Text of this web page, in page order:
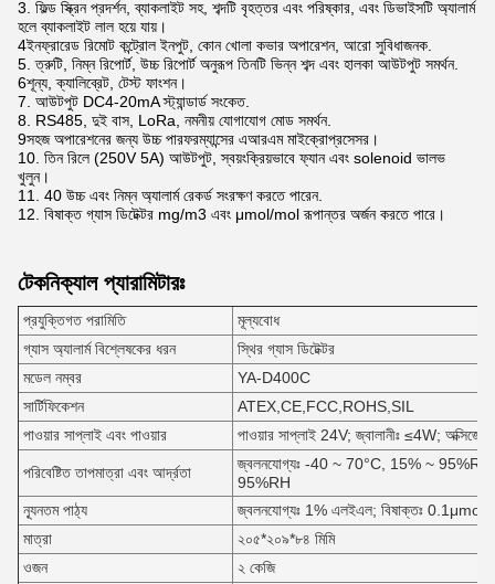
3. ফিল্ড স্ক্রিন প্রদর্শন, ব্যাকলাইট সহ, শব্দটি বৃহত্তর এবং পরিষ্কার, এবং ডিভাইসটি অ্যালার্ম
হলে ব্যাকলাইট লাল হয়ে যায়।
4ইনফ্রারেড রিমোট কন্ট্রোল ইনপুট, কোন খোলা কভার অপারেশন, আরো সুবিধাজনক.
5. ত্রুটি, নিম্ন রিপোর্ট, উচ্চ রিপোর্ট অনুরূপ তিনটি ভিন্ন শব্দ এবং হালকা আউটপুট সমর্থন.
6শূন্য, ক্যালিব্রেট, টেস্ট ফাংশন।
7. আউটপুট DC4-20mA স্ট্যান্ডার্ড সংকেত.
8. RS485, দুই বাস, LoRa, নমনীয় যোগাযোগ মোড সমর্থন.
9সহজ অপারেশনের জন্য উচ্চ পারফরম্যান্সের এআরএম মাইক্রোপ্রসেসর।
10. তিন রিলে (250V 5A) আউটপুট, স্বয়ংক্রিয়ভাবে ফ্যান এবং solenoid ভালভ
খুলুন।
11. 40 উচ্চ এবং নিম্ন অ্যালার্ম রেকর্ড সংরক্ষণ করতে পারেন.
12. বিষাক্ত গ্যাস ডিটেক্টর mg/m3 এবং μmol/mol রূপান্তর অর্জন করতে পারে।
টেকনিক্যাল প্যারামিটারঃ
প্রযুক্তিগত পরামিতি
মূল্যবোধ
গ্যাস অ্যালার্ম বিশ্লেষকের ধরন
স্থির গ্যাস ডিটেক্টর
মডেল নম্বর
YA-D400C
সার্টিফিকেশন
ATEX,CE,FCC,ROHS,SIL
পাওয়ার সাপ্লাই এবং পাওয়ার
পাওয়ার সাপ্লাই 24V; জ্বালানীঃ ≤4W;
পরিবেষ্টিত তাপমাত্রা এবং আর্দ্রতা
জ্বলনযোগ্যঃ -40 ~ 70°C, 15% ~
95%RH
ন্যূনতম পাঠ্য
জ্বলনযোগ্যঃ 1% এলইএল; বিষাক্তঃ 0.1μmol/mol
মাত্রা
২০৫*২০৯*৮৪ মিমি
ওজন
২ কেজি